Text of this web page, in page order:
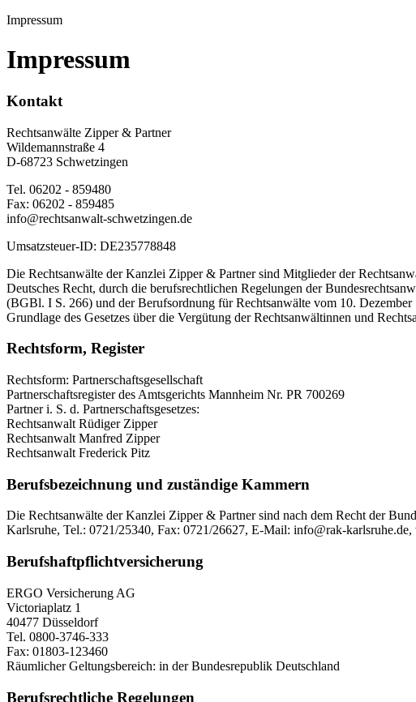
Impressum
Impressum
Kontakt
Rechtsanwälte Zipper & Partner
Wildemannstraße 4
D-68723 Schwetzingen
Tel. 06202 - 859480
Fax: 06202 - 859485
info@rechtsanwalt-schwetzingen.de
Umsatzsteuer-ID: DE235778848
Die Rechtsanwälte der Kanzlei Zipper & Partner sind Mitglieder der
Deutsches Recht, durch die berufsrechtlichen Regelungen der
(BGBl. I S. 266) und der Berufsordnung für Rechtsanwälte vom 10.
Grundlage des Gesetzes über die Vergütung der Rechtsanwältinnen und
Rechtsform, Register
Rechtsform: Partnerschaftsgesellschaft
Partnerschaftsregister des Amtsgerichts Mannheim Nr. PR 700269
Partner i. S. d. Partnerschaftsgesetzes:
Rechtsanwalt Rüdiger Zipper
Rechtsanwalt Manfred Zipper
Rechtsanwalt Frederick Pitz
Berufsbezeichnung und zuständige Kammern
Die Rechtsanwälte der Kanzlei Zipper & Partner sind nach dem Recht der
Karlsruhe, Tel.: 0721/25340, Fax: 0721/26627, E-Mail: info@rak-
Berufshaftpflichtversicherung
ERGO Versicherung AG
Victoriaplatz 1
40477 Düsseldorf
Tel. 0800-3746-333
Fax: 01803-123460
Räumlicher Geltungsbereich: in der Bundesrepublik Deutschland
Berufsrechtliche Regelungen